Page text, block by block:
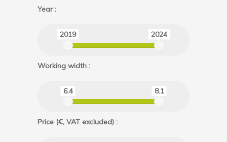
Year :
2019 2024
Working width :
6.4 8.1
Price (€, VAT excluded) :